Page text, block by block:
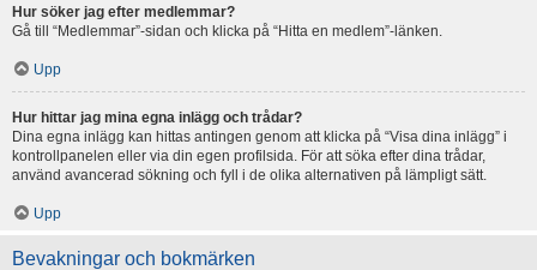
Hur söker jag efter medlemmar?
Gå till “Medlemmar”-sidan och klicka på “Hitta en medlem”-länken.
Upp
Hur hittar jag mina egna inlägg och trådar?
Dina egna inlägg kan hittas antingen genom att klicka på “Visa dina inlägg” i
kontrollpanelen eller via din egen profilsida. För att söka efter dina trådar,
använd avancerad sökning och fyll i de olika alternativen på lämpligt sätt.
Upp
Bevakningar och bokmärken